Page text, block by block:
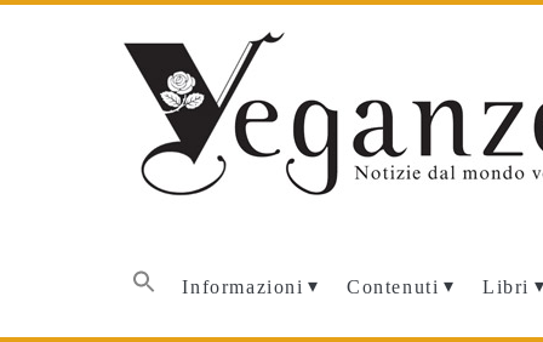
Informazioni Contenuti Libri